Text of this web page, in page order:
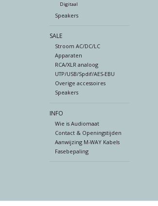
Digitaal
Speakers
SALE
Stroom AC/DC/LC
Apparaten
RCA/XLR analoog
UTP/USB/Spdif/AES-EBU
Overige accessoires
Speakers
INFO
Wie is Audiomaat
Contact & Openingstijden
Aanwijzing M-WAY Kabels
Fasebepaling